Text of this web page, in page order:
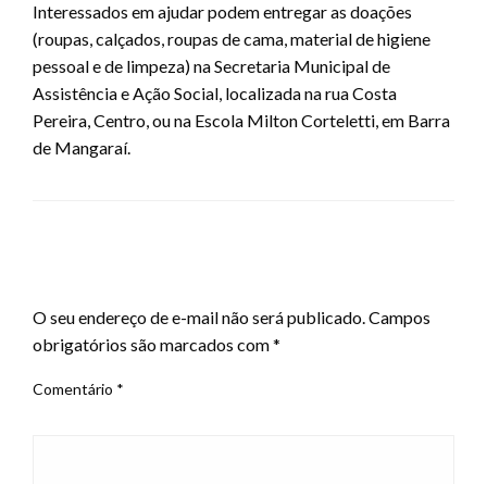
Interessados em ajudar podem entregar as doações
(roupas, calçados, roupas de cama, material de higiene
pessoal e de limpeza) na Secretaria Municipal de
Assistência e Ação Social, localizada na rua Costa
Pereira, Centro, ou na Escola Milton Corteletti, em Barra
de Mangaraí.
O seu endereço de e-mail não será publicado.Campos
obrigatórios são marcados com*
Comentário *